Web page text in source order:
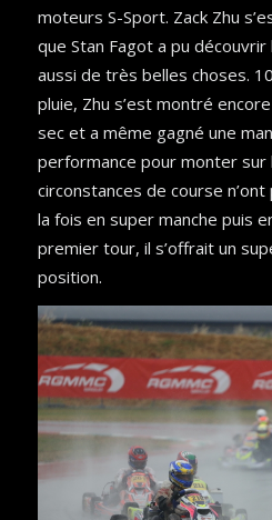
moteurs S-Sport. Zack Zhu
que Stan Fagot a pu
aussi de très belles choses.
pluie, Zhu s’est montré
sec et a même gagné une
performance pour monter sur
circonstances de course
la fois en super manche puis
premier tour, il s’offrait un
position.